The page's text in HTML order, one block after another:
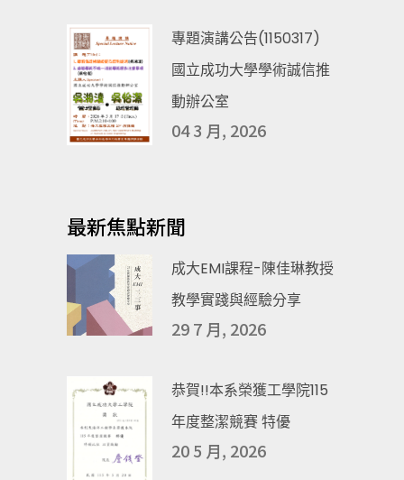
專題演講公告(1150317)
國立成功大學學術誠信推
動辦公室
04 3 月, 2026
最新焦點新聞
成大EMI課程-陳佳琳教授
教學實踐與經驗分享
29 7 月, 2026
恭賀!!本系榮獲工學院115
年度整潔競賽 特優
20 5 月, 2026